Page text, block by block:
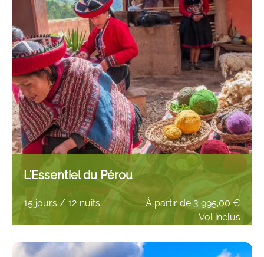
L'Essentiel du Pérou
15 jours / 12 nuits
Vol inclus
À partir de 3 995,00 €